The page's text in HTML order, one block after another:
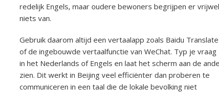
redelijk Engels, maar oudere bewoners begrijpen er vrijwel
niets van.
Gebruik daarom altijd een vertaalapp zoals Baidu Translate
of de ingebouwde vertaalfunctie van WeChat. Typ je vraag
in het Nederlands of Engels en laat het scherm aan de
zien. Dit werkt in Beijing veel efficiënter dan proberen te
communiceren in een taal die de lokale bevolking niet